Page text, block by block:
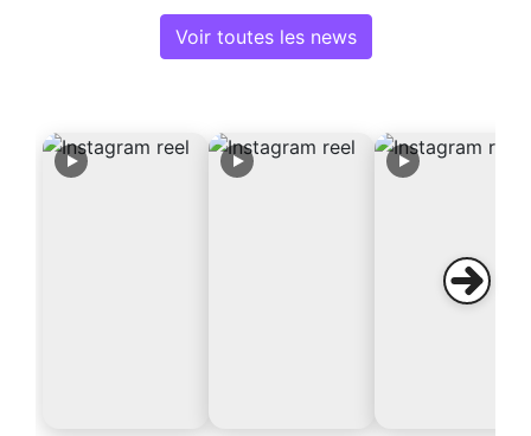
Voir toutes les news